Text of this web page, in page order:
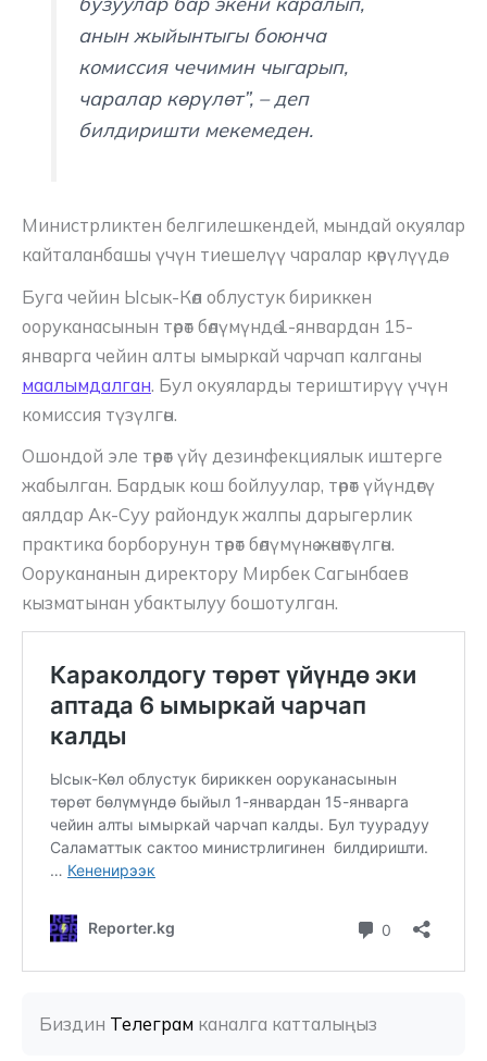
анын жыйынтыгы боюнча
комиссия чечимин чыгарып,
чаралар көрүлөт”, – деп
билдиришти мекемеден.
Министрликтен белгилешкендей, мындай окуялар
кайталанбашы үчүн тиешелүү чаралар көрүлүүдө.
Буга чейин Ысык-Көл облустук бириккен
ооруканасынын төрөт бөлүмүндө 1-январдан 15-
январга чейин алты ымыркай чарчап калганы
маалымдалган. Бул окуяларды териштирүү үчүн
комиссия түзүлгөн.
Ошондой эле төрөт үйү дезинфекциялык иштерге
жабылган. Бардык кош бойлуулар, төрөт үйүндөгү
аялдар Ак-Суу райондук жалпы дарыгерлик
практика борборунун төрөт бөлүмүнө жөнөтүлгөн.
Оорукананын директору Мирбек Сагынбаев
кызматынан убактылуу бошотулган.
Биздин Телеграм каналга катталыңыз